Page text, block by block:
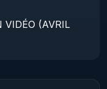
VIDÉO (AVRIL